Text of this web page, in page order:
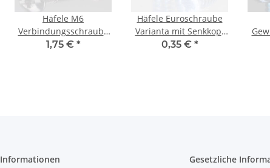
Häfele M6
Verbindungsschraube
Metall vernickelt für
1,75 € *
Häfele Euroschraube
Varianta mit Senkkopf
für 5mm Bohrung
0,35 € *
Informationen Gesetzliche